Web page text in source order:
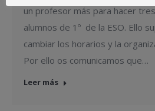
un profesor más para hacer
alumnos de 1º de la ESO. Ello
cambiar los horarios y la
Por ello os comunicamos que…
Leer más